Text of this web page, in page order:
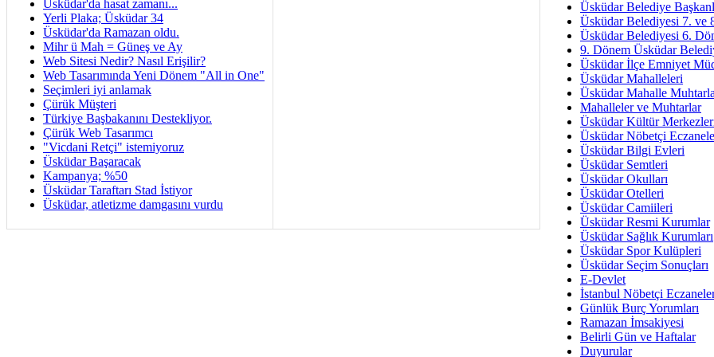
Üsküdar'da hasat zamanı...
Yerli Plaka; Üsküdar 34
Üsküdar'da Ramazan oldu.
Mihr ü Mah = Güneş ve Ay
Web Sitesi Nedir? Nasıl Erişilir?
Web Tasarımında Yeni Dönem "All in One"
Seçimleri iyi anlamak
Çürük Müşteri
Türkiye Başbakanını Destekliyor.
Çürük Web Tasarımcı
"Vicdani Retçi" istemiyoruz
Üsküdar Başaracak
Kampanya; %50
Üsküdar Taraftarı Stad İstiyor
Üsküdar, atletizme damgasını vurdu
Av.
İmar Sorunlarının Genel
Arakan
Bayramın
Ruhsal
Üsküdar
Üsküdar Belediye
Üsküdar Belediyesi 7. ve
Üsküdar Belediyesi 6.
9. Dönem Üsküdar
Üsküdar İlçe Emniyet
Üsküdar Mahalleleri
Üsküdar Mahalle
Mahalleler ve Muhtarlar
Üsküdar Kültür
Üsküdar Nöbetçi
Üsküdar Bilgi Evleri
Üsküdar Semtleri
Üsküdar Okulları
Üsküdar Otelleri
Üsküdar Camiileri
Üsküdar Resmi Kurumlar
Üsküdar Sağlık Kurumları
Üsküdar Spor Kulüpleri
Üsküdar Seçim Sonuçları
E-Devlet
İstanbul Nöbetçi
Günlük Burç Yorumları
Ramazan İmsakiyesi
Belirli Gün ve Haftalar
Duyurular